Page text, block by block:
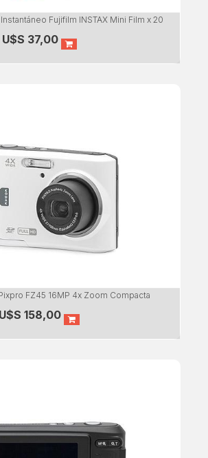
Fujifilm INSTAX Mini Film x 20
U$S 37,00
FZ45 16MP 4x Zoom Compacta
U$S158,00